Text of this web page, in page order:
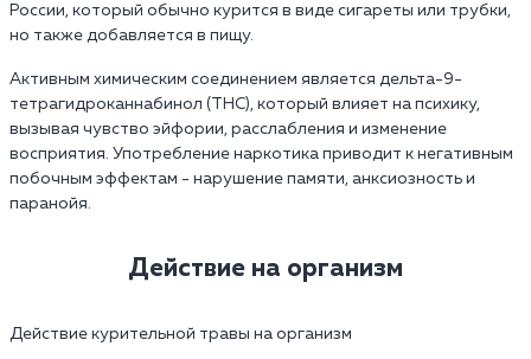
России, который обычно курится в виде сигареты или трубки,
но также добавляется в пищу.
Активным химическим соединением является дельта-9-
тетрагидроканнабинол (THC), который влияет на психику,
вызывая чувство эйфории, расслабления и изменение
восприятия. Употребление наркотика приводит к негативным
побочным эффектам - нарушение памяти, анксиозность и
паранойя.
Действие на организм
Действие курительной травы на организм